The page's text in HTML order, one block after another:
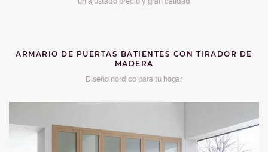
ARMARIO DE PUERTAS BATIENTES CON TIRADOR DE
MADERA
Diseño nórdico para tu hogar